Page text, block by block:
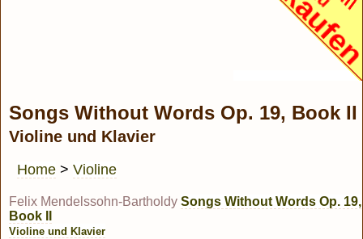
Songs Without Words Op. 19, Book II
Violine und Klavier
Home > Violine
Felix Mendelssohn-Bartholdy Songs Without Words Op. 19,
Book II
Violine und Klavier